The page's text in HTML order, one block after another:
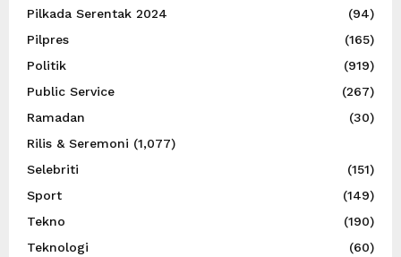
Pilkada Serentak 2024
(94)
Pilpres
(165)
Politik
(919)
Public Service
(267)
Ramadan
(30)
Rilis & Seremoni (1,077)
Selebriti
(151)
Sport
(149)
Tekno
(190)
Teknologi
(60)